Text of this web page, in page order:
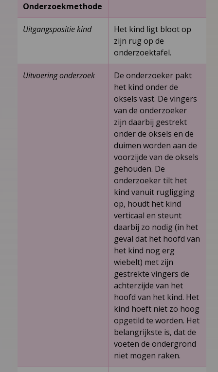
Onderzoekmethode
Uitgangspositie kind
Het kind ligt bloot op
zijn rug op de
onderzoektafel.
Uitvoering onderzoek
De onderzoeker pakt
het kind onder de
oksels vast. De vingers
van de onderzoeker
zijn daarbij gestrekt
onder de oksels en de
duimen worden aan de
voorzijde van de oksels
gehouden. De
onderzoeker tilt het
kind vanuit rugligging
op, houdt het kind
verticaal en steunt
daarbij zo nodig (in het
geval dat het hoofd van
het kind nog erg
wiebelt) met zijn
gestrekte vingers de
achterzijde van het
hoofd van het kind. Het
kind hoeft niet zo hoog
opgetild te worden. Het
belangrijkste is, dat de
voeten de ondergrond
niet mogen raken.